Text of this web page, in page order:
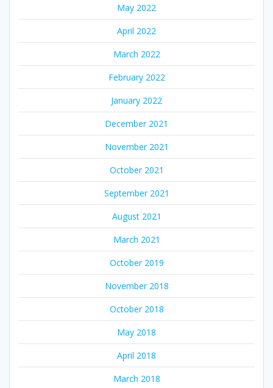
May 2022
April 2022
March 2022
February 2022
January 2022
December 2021
November 2021
October 2021
September 2021
August 2021
March 2021
October 2019
November 2018
October 2018
May 2018
April 2018
March 2018